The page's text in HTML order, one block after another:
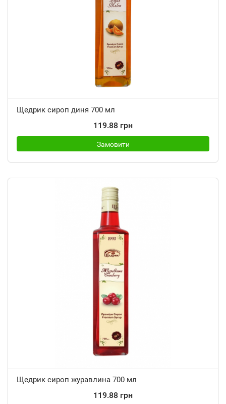
Щедрик сироп диня 700 мл
119.88 грн
Замовити
Щедрик сироп журавлина 700 мл
119.88 грн